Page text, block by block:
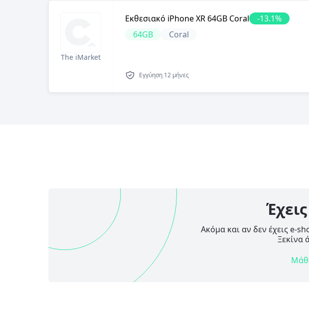
The iMarket
Εκθεσιακό iPhone XR 64GB Coral -13.1%
64GB
Coral
Εγγύηση 12 μήνες
Ακόμα και αν δεν έχεις e-
Ξεκίνα